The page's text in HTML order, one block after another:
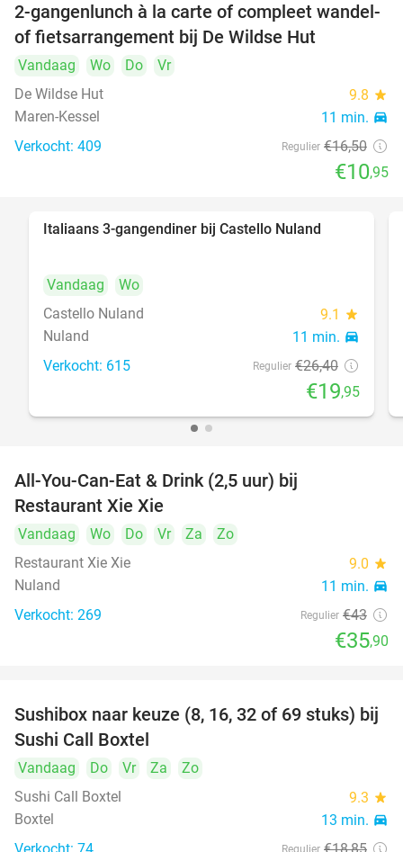
34%
2-gangenlunch à la carte of compleet wandel-
of fietsarrangement bij De Wildse Hut
Vandaag Wo Do
Vr
De Wildse Hut
9.8 star
Maren-Kessel 11 min. directions_car
Verkocht: 409 Regulier €16,50
€10,95
Italiaans 3-gangendiner bij Castello Nuland
Vandaag
Wo
Castello Nuland
9.1 star
Nuland 11 min. directions_car
Verkocht: 615 Regulier €26,40
€19,95
All-You-Can-Eat & Drink (2,5 uur) bij
Restaurant Xie Xie
Vandaag Wo Do Vr Za
Zo
Restaurant Xie Xie
9.0 star
Nuland 11 min. directions_car
Verkocht: 269 Regulier €43
€35,90
53%
Sushibox naar keuze (8, 16, 32 of 69 stuks) bij
Sushi Call Boxtel
Vandaag Do Vr Za
Zo
Sushi Call Boxtel
9.3 star
Boxtel 13 min. directions_car
Regulier